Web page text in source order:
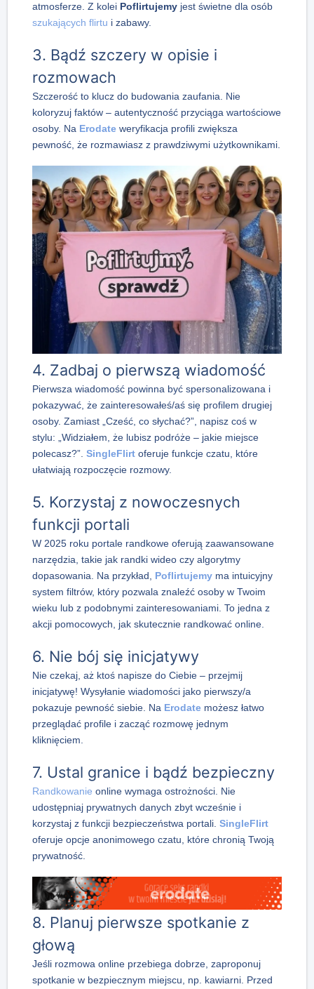
atmosferze. Z kolei Poflirtujemy jest świetne dla osób
szukających flirtu i zabawy.
3. Bądź szczery w opisie i
rozmowach
Szczerość to klucz do budowania zaufania. Nie
koloryzuj faktów – autentyczność przyciąga wartościowe
osoby. Na Erodate weryfikacja profili zwiększa
pewność, że rozmawiasz z prawdziwymi użytkownikami.
4. Zadbaj o pierwszą wiadomość
Pierwsza wiadomość powinna być spersonalizowana i
pokazywać, że zainteresowałeś/aś się profilem drugiej
osoby. Zamiast „Cześć, co słychać?”, napisz coś w
stylu: „Widziałem, że lubisz podróże – jakie miejsce
polecasz?”. SingleFlirt oferuje funkcje czatu, które
ułatwiają rozpoczęcie rozmowy.
5. Korzystaj z nowoczesnych
funkcji portali
W 2025 roku portale randkowe oferują zaawansowane
narzędzia, takie jak randki wideo czy algorytmy
dopasowania. Na przykład, Poflirtujemy ma intuicyjny
system filtrów, który pozwala znaleźć osoby w Twoim
wieku lub z podobnymi zainteresowaniami. To jedna z
akcji pomocowych, jak skutecznie randkować online.
6. Nie bój się inicjatywy
Nie czekaj, aż ktoś napisze do Ciebie – przejmij
inicjatywę! Wysyłanie wiadomości jako pierwszy/a
pokazuje pewność siebie. Na Erodate możesz łatwo
przeglądać profile i zacząć rozmowę jednym
kliknięciem.
7. Ustal granice i bądź bezpieczny
Randkowanie online wymaga ostrożności. Nie
udostępniaj prywatnych danych zbyt wcześnie i
korzystaj z funkcji bezpieczeństwa portali. SingleFlirt
oferuje opcje anonimowego czatu, które chronią Twoją
prywatność.
8. Planuj pierwsze spotkanie z
głową
Jeśli rozmowa online przebiega dobrze, zaproponuj
spotkanie w bezpiecznym miejscu, np. kawiarni. Przed